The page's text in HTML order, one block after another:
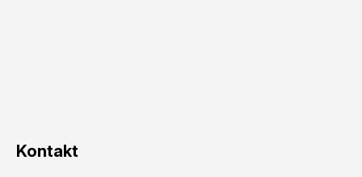
Kontakt